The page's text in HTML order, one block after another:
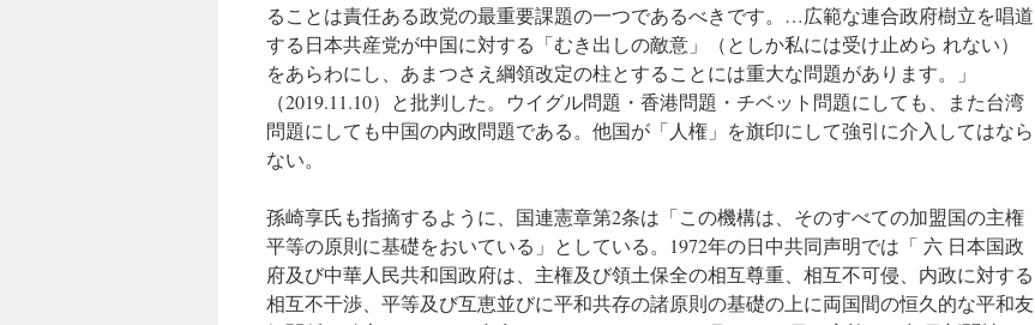
ることは責任ある政党の最重要課題の一つであるべきです。…広範な連合政府樹立を唱道
する日本共産党が中国に対する「むき出しの敵意」（としか私には受け止めら れない）
をあらわにし、あまつさえ綱領改定の柱とすることには重大な問題があります。」
（2019.11.10）と批判した。ウイグル問題・香港問題・チベット問題にしても、また台湾
問題にしても中国の内政問題である。他国が「人権」を旗印にして強引に介入してはなら
ない。
孫崎享氏も指摘するように、国連憲章第2条は「この機構は、そのすべての加盟国の主権
平等の原則に基礎をおいている」としている。1972年の日中共同声明では「 六 日本国政
府及び中華人民共和国政府は、主権及び領土保全の相互尊重、相互不可侵、内政に対する
相互不干渉、平等及び互恵並びに平和共存の諸原則の基礎の上に両国間の恒久的な平和友